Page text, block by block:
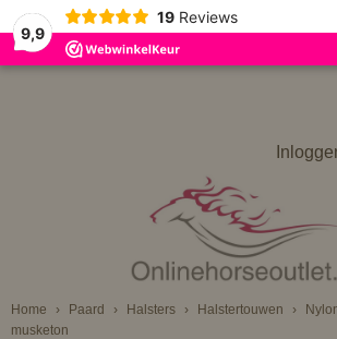
9,9
19 Reviews
Home › Paard › Halsters › Halstertouwen ›
musketon